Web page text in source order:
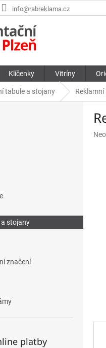
info@rabreklama.cz
Klíčenky Vitríny
tabule a stojany
a stojany
značení
platby